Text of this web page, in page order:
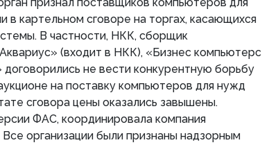
картельном сговоре на торгах, касающихся
В частности, НКК, сборщик
(входит в НКК), «Бизнес компьютерс
не вести конкурентную борьбу
на поставку компьютеров для нужд
сговора цены оказались завышены.
ФАС, координировала компания
организации были признаны надзорным